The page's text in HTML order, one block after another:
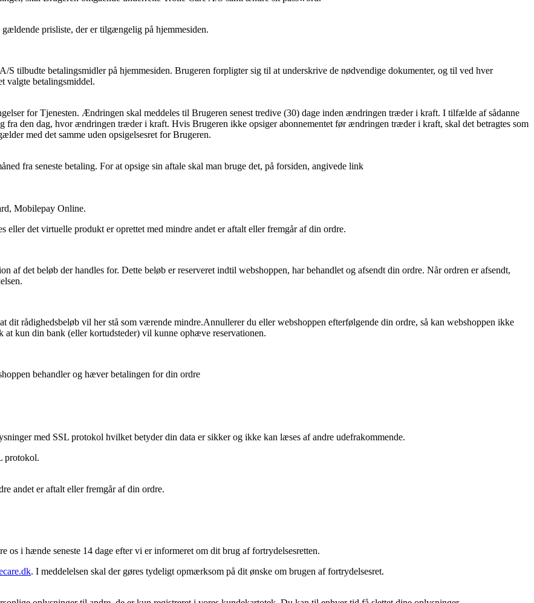
prisliste, der er tilgængelig på hjemmesiden.
S tilbudte betalingsmidler på hjemmesiden. Brugeren forpligter sig til at underskrive de nødvendige dokumenter, og til ved hver
valgte betalingsmiddel.
for Tjenesten. Ændringen skal meddeles til Brugeren senest tredive (30) dage inden ændringen træder i kraft. I tilfælde af sådanne
fra den dag, hvor ændringen træder i kraft. Hvis Brugeren ikke opsiger abonnementet før ændringen træder i kraft, skal det betragtes som
med det samme uden opsigelsesret for Brugeren.
fra seneste betaling. For at opsige sin aftale skal man bruge det, på forsiden, angivede link
Mobilepay Online.
det virtuelle produkt er oprettet med mindre andet er aftalt eller fremgår af din ordre.
af det beløb der handles for. Dette beløb er reserveret indtil webshoppen, har behandlet og afsendt din ordre. Når ordren er afsendt,
dit rådighedsbeløb vil her stå som værende mindre.Annullerer du eller webshoppen efterfølgende din ordre, så kan webshoppen ikke
kun din bank (eller kortudsteder) vil kunne ophæve reservationen.
behandler og hæver betalingen for din ordre
med SSL protokol hvilket betyder din data er sikker og ikke kan læses af andre udefrakommende.
protokol.
andet er aftalt eller fremgår af din ordre.
os i hænde seneste 14 dage efter vi er informeret om dit brug af fortrydelsesretten.
. I meddelelsen skal der gøres tydeligt opmærksom på dit ønske om brugen af fortrydelsesret.